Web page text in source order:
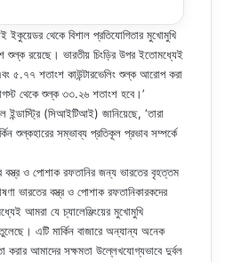
থেকে বিশাল প্রতিযোগিতার মুখোমুখি
শুল্ক রয়েছে। ভারতীয় চিংড়ির উপর ইতোমধ্যেই
৫.৭৭ শতাংশ কাউন্টারভেলিং শুল্ক আরোপ করা
থেকে শুল্ক ৩৩.২৬ শতাংশ হবে।’
ইন্ডাস্ট্রি (সিআইটিআই) জানিয়েছে, ‘তারা
শুল্কহারের সম্ভাব্য প্রতিকূল প্রভাব সম্পর্কে
বস্ত্র ও পোশাক রফতানির জন্য ভারতের বৃহত্তম
ভারতের বস্ত্র ও পোশাক রফতানিকারকদের
আমরা যে চ্যালেঞ্জিংয়ের মুখোমুখি
এটি মার্কিন বাজারে অন্যান্য অনেক
করার আমাদের সক্ষমতা উল্লেখযোগ্যভাবে দুর্বল